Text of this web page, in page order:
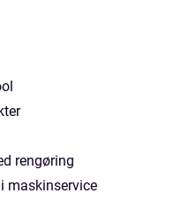
rengøring
maskinservice